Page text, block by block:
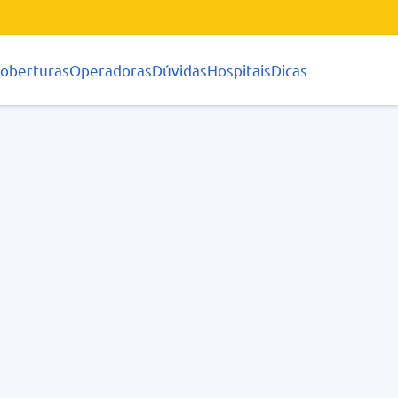
OperadorasDúvidasHospitaisDicas